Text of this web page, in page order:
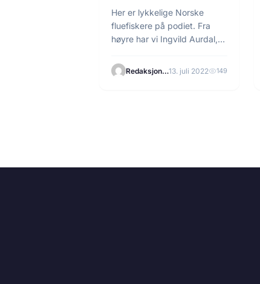
Her er lykkelige Norske
fluefiskere på podiet. Fra
høyre har vi Ingvild Aurdal,
Redaksjonen13. juli 2022 149